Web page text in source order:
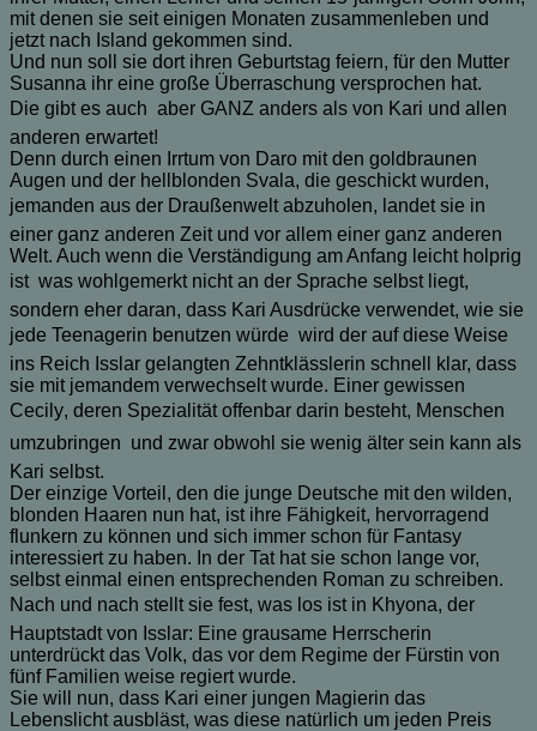
mit denen sie seit einigen Monaten zusammenleben und
jetzt nach Island gekommen sind.
Und nun soll sie dort ihren Geburtstag feiern, für den Mutter
Susanna ihr eine große Überraschung versprochen hat.
Die gibt es auch  aber GANZ anders als von Kari und allen
anderen erwartet!
Denn durch einen Irrtum von Daro mit den goldbraunen
Augen und der hellblonden Svala, die geschickt wurden,
jemanden aus der Draußenwelt abzuholen, landet sie in
einer ganz anderen Zeit und vor allem einer ganz anderen
Welt. Auch wenn die Verständigung am Anfang leicht holprig
ist  was wohlgemerkt nicht an der Sprache selbst liegt,
sondern eher daran, dass Kari Ausdrücke verwendet, wie sie
jede Teenagerin benutzen würde  wird der auf diese Weise
ins Reich Isslar gelangten Zehntklässlerin schnell klar, dass
sie mit jemandem verwechselt wurde. Einer gewissen
Cecily, deren Spezialität offenbar darin besteht, Menschen
umzubringen  und zwar obwohl sie wenig älter sein kann als
Kari selbst.
Der einzige Vorteil, den die junge Deutsche mit den wilden,
blonden Haaren nun hat, ist ihre Fähigkeit, hervorragend
flunkern zu können und sich immer schon für Fantasy
interessiert zu haben. In der Tat hat sie schon lange vor,
selbst einmal einen entsprechenden Roman zu schreiben.
Nach und nach stellt sie fest, was los ist in Khyona, der
Hauptstadt von Isslar: Eine grausame Herrscherin
unterdrückt das Volk, das vor dem Regime der Fürstin von
fünf Familien weise regiert wurde.
Sie will nun, dass Kari einer jungen Magierin das
Lebenslicht ausbläst, was diese natürlich um jeden Preis